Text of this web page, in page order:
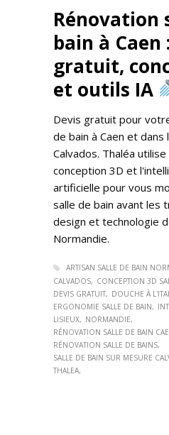
Rénovation
bain à Caen
gratuit,
et outils IA
Devis gratuit pour
de bain à Caen et dans
Calvados. Thaléa utilise
conception 3D et
artificielle pour vous
salle de bain avant les
design et technologie
Normandie.
ARTISAN SALLE DE BAIN
CALVADOS
CONCEPTION 3D
DEVIS GRATUIT
DOUCHE À
ERGONOMIE SALLE DE BAIN
LISIEUX
NORMANDIE
RÉNOVATION SALLE DE BAIN
RÉNOVATION SALLE DE BAINS
SALLE DE BAIN SUR MESURE
THALEA